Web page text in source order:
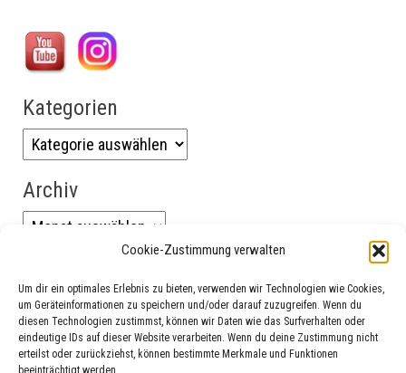
Cookie-Zustimmung verwalten
Um dir ein optimales Erlebnis zu bieten, verwenden wir Technologien wie Cookies,
um Geräteinformationen zu speichern und/oder darauf zuzugreifen. Wenn du
diesen Technologien zustimmst, können wir Daten wie das Surfverhalten oder
eindeutige IDs auf dieser Website verarbeiten. Wenn du deine Zustimmung nicht
erteilst oder zurückziehst, können bestimmte Merkmale und Funktionen
beeinträchtigt werden.
Kategorien
Archiv